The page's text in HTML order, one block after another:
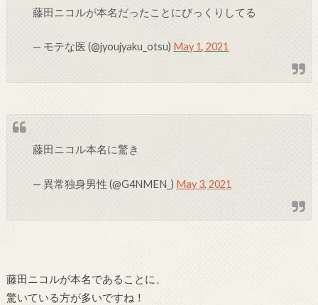
藤田ニコルが本名だったことにびっくりしてる
— モテな医 (@jyoujyaku_otsu) May 1, 2021
藤田ニコル本名に驚き
— 異常独身男性 (@G4NMEN_) May 3, 2021
藤田ニコルが本名であることに、
驚いている方が多いですね！